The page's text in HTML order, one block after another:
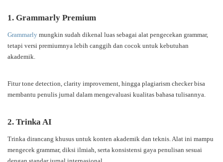
1. Grammarly Premium
Grammarly mungkin sudah dikenal luas sebagai alat pengecekan grammar,
tetapi versi premiumnya lebih canggih dan cocok untuk kebutuhan
akademik.
Fitur tone detection, clarity improvement, hingga plagiarism checker bisa
membantu penulis jurnal dalam mengevaluasi kualitas bahasa tulisannya.
2. Trinka AI
Trinka dirancang khusus untuk konten akademik dan teknis. Alat ini mampu
mengecek grammar, diksi ilmiah, serta konsistensi gaya penulisan sesuai